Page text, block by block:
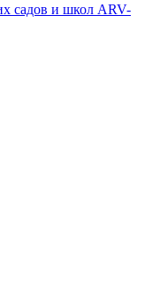
садов и школ ARV-